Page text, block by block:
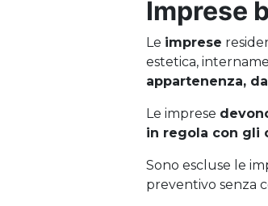
Imprese
Le imprese
estetica,
appartenenza,
Le imprese
in regola con gli
Sono escluse le
preventivo senza